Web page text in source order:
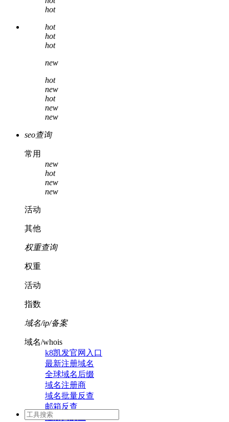
hot
hot
hot
hot
new
hot
new
hot
new
new
seo查询
常用
new
hot
new
new
活动
其他
权重查询
权重
活动
指数
域名/ip/备案
域名/whois
k8凯发官网入口
最新注册域名
全球域名后缀
域名注册商
域名批量反查
邮箱反查
注册人反查